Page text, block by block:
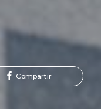
Compartir